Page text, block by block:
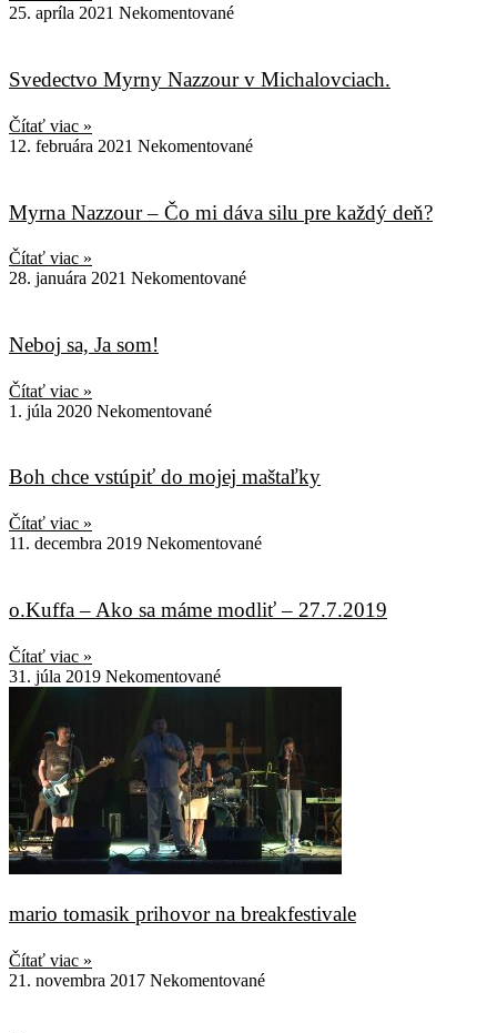
25. apríla 2021 Nekomentované
Svedectvo Myrny Nazzour v Michalovciach.
Čítať viac »
12. februára 2021 Nekomentované
Myrna Nazzour – Čo mi dáva silu pre každý deň?
Čítať viac »
28. januára 2021 Nekomentované
Neboj sa, Ja som!
Čítať viac »
1. júla 2020 Nekomentované
Boh chce vstúpiť do mojej maštaľky
Čítať viac »
11. decembra 2019 Nekomentované
o.Kuffa – Ako sa máme modliť – 27.7.2019
Čítať viac »
31. júla 2019 Nekomentované
mario tomasik prihovor na breakfestivale
Čítať viac »
21. novembra 2017 Nekomentované